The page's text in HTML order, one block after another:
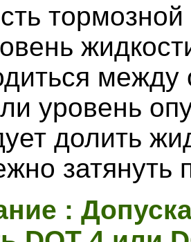
между
уровень
долить
затянуть
: